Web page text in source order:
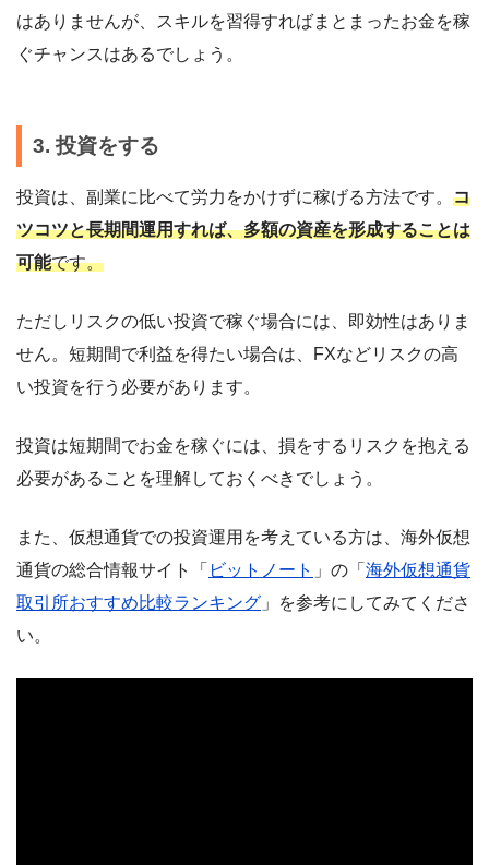
はありませんが、スキルを習得すればまとまったお金を稼
ぐチャンスはあるでしょう。
3. 投資をする
投資は、副業に比べて労力をかけずに稼げる方法です。 コ
ツコツと長期間運用すれば、多額の資産を形成することは
可能です。
ただしリスクの低い投資で稼ぐ場合には、即効性はありま
せん。短期間で利益を得たい場合は、FXなどリスクの高
い投資を行う必要があります。
投資は短期間でお金を稼ぐには、損をするリスクを抱える
必要があることを理解しておくべきでしょう。
また、仮想通貨での投資運用を考えている方は、海外仮想
通貨の総合情報サイト「 ビットノート 」の「 海外仮想通貨
取引所おすすめ比較ランキング 」を参考にしてみてくださ
い。